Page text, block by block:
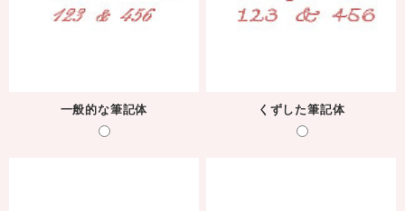
一般的な筆記体 くずした筆記体